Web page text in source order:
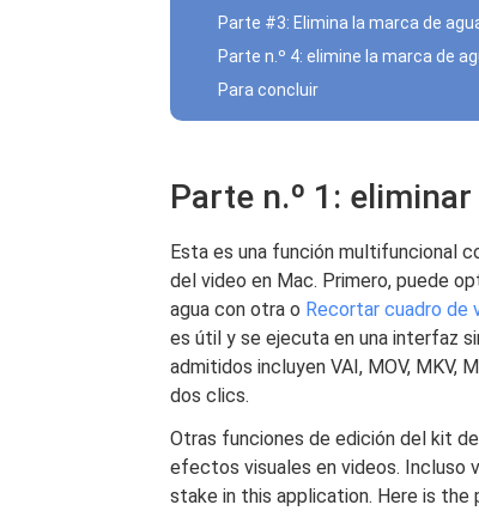
Parte #3: Elimina la marca de
Parte n.º 4: elimine la marca de
Para concluir
Parte n.º 1:
Esta es una función multifuncional
del video en Mac. Primero, puede
agua con otra o Recortar cuadro de
es útil y se ejecuta en una interfaz
admitidos incluyen VAI, MOV, MKV,
dos clics.
Otras funciones de edición del kit
efectos visuales en videos. Incluso
stake in this application. Here is